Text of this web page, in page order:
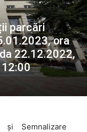
parcări
ora
22.12.2022,
și Semnalizare